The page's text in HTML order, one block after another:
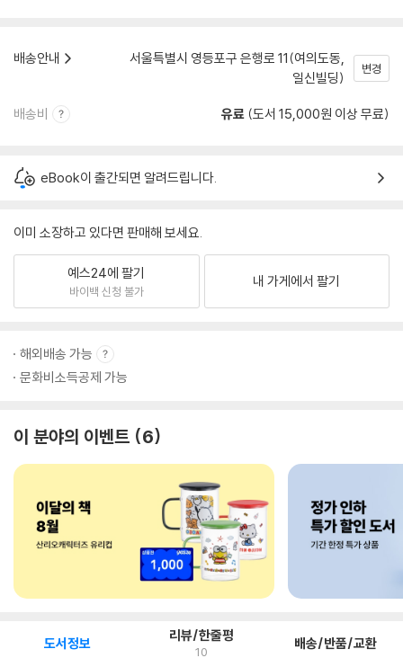
배송안내
서울특별시 영등포구 은행로 11(여의도동,
일신빌딩)
변경
배송비 유료 (도서 15,000원 이상 무료)
eBook이 출간되면 알려드립니다.
이미 소장하고 있다면 판매해 보세요.
예스24에 팔기
바이백 신청 불가
내 가게에서 팔기
해외배송 가능
문화비소득공제 가능
이 분야의 이벤트 6
도서정보 리뷰/한줄평
10 배송/반품/교환